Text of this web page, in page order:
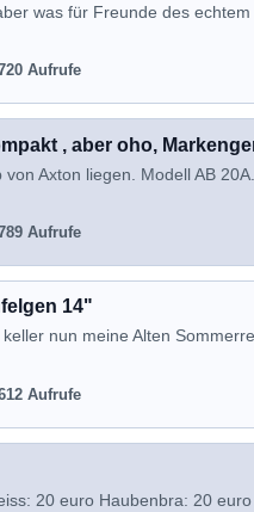
was für Freunde des
Aufrufe
, aber oho,
Axton liegen. Modell AB
Aufrufe
14"
nun meine Alten
Aufrufe
20 euro Haubenbra: 20